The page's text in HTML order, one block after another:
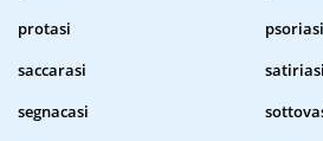
protasi
psoriasi
saccarasi
satiriasi
segnacasi